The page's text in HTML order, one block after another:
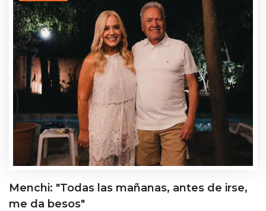
Menchi: "Todas las mañanas, antes de irse,
me da besos"